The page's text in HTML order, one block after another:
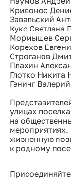
Кривонос
Завальский
Кукс Светлана
Мормышев
Корехов
Строганов
Плахин
Глотко Никита
Генинг
улицах
на
мероприятиях.
жизненную
к родному